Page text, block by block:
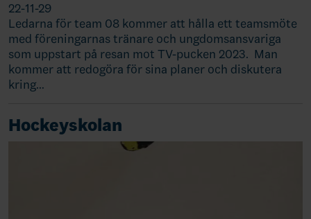
22-11-29
Ledarna för team 08 kommer att hålla ett teamsmöte
med föreningarnas tränare och ungdomsansvariga
som uppstart på resan mot TV-pucken 2023. Man
kommer att redogöra för sina planer och diskutera
kring…
Hockeyskolan